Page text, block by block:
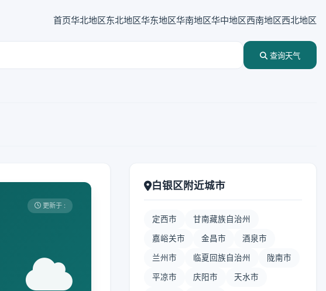
首页华北地区东北地区华东地区华南地区华中地区西南地区西北地区
查询天气
更新于 :
白银区附近城市
定西市 甘南藏族自治州
嘉峪关市 金昌市 酒泉市
兰州市 临夏回族自治州 陇南市
平凉市 庆阳市 天水市